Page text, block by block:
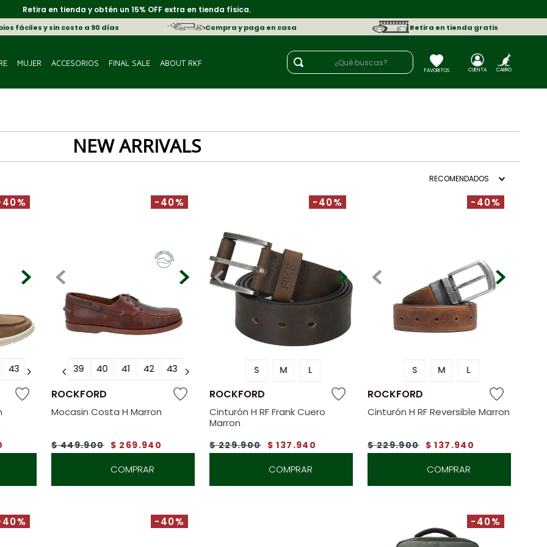
Retira en tienda y obtén un 15% OFF extra en tienda física.
fáciles y sin costo a 90 días Compra y paga en casa Retira en tienda gratis
MUJER ACCESORIOS FINAL SALE ABOUT RKF
¿Qué buscas?
NEW ARRIVALS
RECOMENDADOS
43
-40%
39 40 41 42 43
ROCKFORD
Mocasin Costa H Marron
$ 449.900 $ 269.940
COMPRAR
-40%
S M L
ROCKFORD
Cinturón H RF Frank Cuero
Marron
$ 229.900 $ 137 .940
COMPRAR
-40%
S M L
ROCKFORD
Cinturón H RF Reversible Marron
$ 229.900 $ 137 .940
COMPRAR
-40% -40%